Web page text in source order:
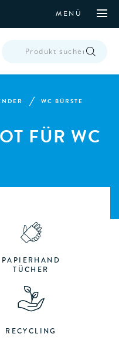
MENÜ
SEARCH
WC BÜRSTE
FÜR WC
PAPIERHAND
TÜCHER
RECYCLING